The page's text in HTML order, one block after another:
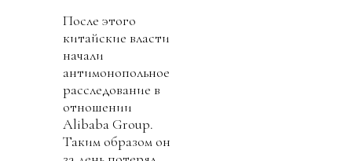
После этого
китайские власти
начали
антимонопольное
расследование в
отношении
Alibaba Group.
Таким образом он